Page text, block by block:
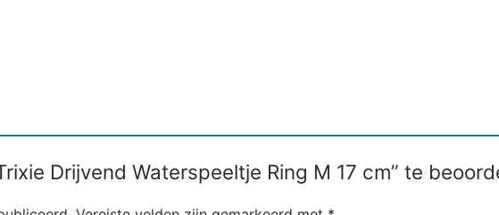
Drijvend Waterspeeltje Ring M 17 cm” te